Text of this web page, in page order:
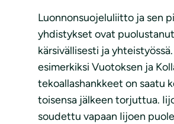
Luonnonsuojeluliitto ja sen
yhdistykset ovat
kärsivällisesti ja
esimerkiksi Vuotoksen ja
tekoallashankkeet on saatu
toisensa jälkeen torjuttua.
soudettu vapaan Iijoen